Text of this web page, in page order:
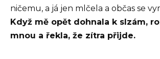
ničemu, a já jen mlčela a občas se
Když mě opět dohnala k slzám,
mnou a řekla, že zítra přijde.